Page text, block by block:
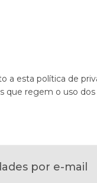
a esta política de
que regem o uso dos
por e-mail